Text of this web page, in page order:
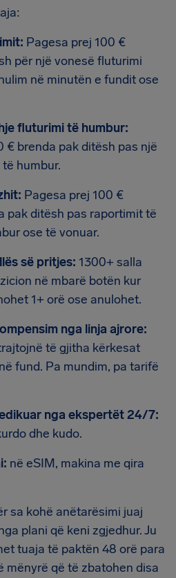
Pagesa prej 100 €
për një vonesë fluturimi
në minutën e fundit ose
fluturimi të humbur:
€ brenda pak ditësh pas një
humbur.
Pagesa prej 100 €
pak ditësh pas raportimit të
ose të vonuar.
së pritjes: 1300+ salla
në mbarë botën kur
1+ orë ose anulohet.
nga linja ajrore:
të gjitha kërkesat
fund. Pa mundim, pa tarifë
nga ekspertët 24/7:
dhe kudo.
në eSIM, makina me qira
sa kohë anëtarësimi juaj
plani që keni zgjedhur. Ju
tuaja të paktën 48 orë para
mënyrë që të zbatohen disa